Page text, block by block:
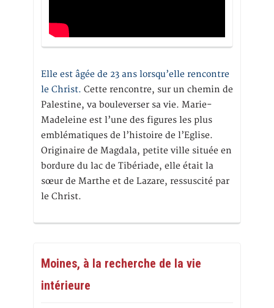
Elle est âgée de 23 ans lorsqu’elle rencontre
le Christ. Cette rencontre, sur un chemin de
Palestine, va bouleverser sa vie. Marie-
Madeleine est l’une des figures les plus
emblématiques de l’histoire de l’Eglise.
Originaire de Magdala, petite ville située en
bordure du lac de Tibériade, elle était la
sœur de Marthe et de Lazare, ressuscité par
le Christ.
Moines, à la recherche de la vie
intérieure